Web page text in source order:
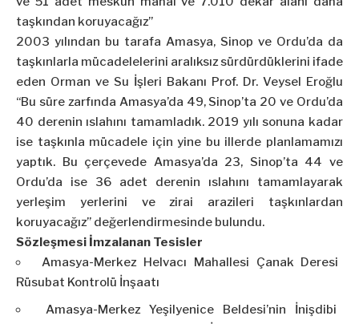
taşkından koruyacağız”
2003 yılından bu tarafa Amasya, Sinop ve Ordu’da da
taşkınlarla mücadelelerini aralıksız sürdürdüklerini ifade
eden Orman ve Su İşleri Bakanı Prof. Dr. Veysel Eroğlu
“Bu süre zarfında Amasya’da 49, Sinop’ta 20 ve Ordu’da
40 derenin ıslahını tamamladık. 2019 yılı sonuna kadar
ise taşkınla mücadele için yine bu illerde planlamamızı
yaptık. Bu çerçevede Amasya’da 23, Sinop’ta 44 ve
Ordu’da ise 36 adet derenin ıslahını tamamlayarak
yerleşim yerlerini ve zirai arazileri taşkınlardan
koruyacağız” değerlendirmesinde bulundu.
Sözleşmesi İmzalanan Tesisler
Amasya-Merkez Helvacı Mahallesi Çanak Deresi
Rüsubat Kontrolü İnşaatı
Amasya-Merkez Yeşilyenice Beldesi’nin İnişdibi